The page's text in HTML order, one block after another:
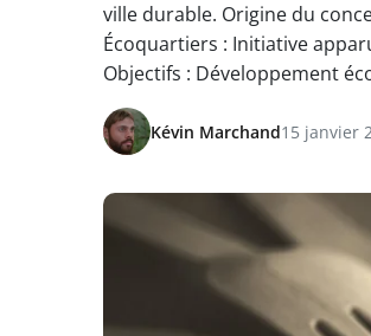
ville durable. Origine du
Écoquartiers : Initiative
Objectifs : Développement
Kévin Marchand15 janvier